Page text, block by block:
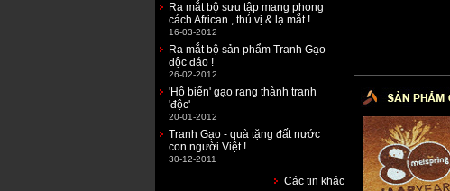
Ra mắt bộ sưu tập mang phong
cách African , thú vị & lạ mắt !
16-03-2012
Ra mắt bộ sản phẩm Tranh Gạo
độc đáo !
26-02-2012
'Hô biến' gạo rang thành tranh
'độc'
20-01-2012
Tranh Gạo - quà tặng đất nước
con người Việt !
30-12-2011
Các tin khác